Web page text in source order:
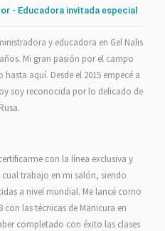
- Educadora invitada especial
y educadora en Gel Nalis
Mi gran pasión por el campo
aquí. Desde el 2015 empecé a
soy reconocida por lo delicado de
con la línea exclusiva y
trabajo en mi salón, siendo
a nivel mundial. Me lancé como
con las técnicas de Manicura en
completado con éxito las clases